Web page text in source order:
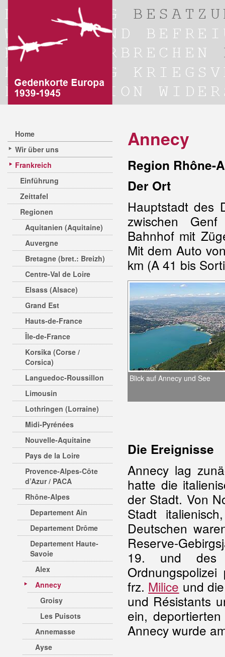
Home
Wir über uns
Frankreich
Einführung
Zeittafel
Regionen
Aquitanien (Aquitaine)
Auvergne
Bretagne (bret.: Breizh)
Centre-Val de Loire
Elsass (Alsace)
Grand Est
Hauts-de-France
Île-de-France
Korsika (Corse /
Corsica)
Languedoc-Roussillon
Limousin
Lothringen (Lorraine)
Midi-Pyrénées
Nouvelle-Aquitaine
Pays de la Loire
Provence-Alpes-Côte
d’Azur / PACA
Rhône-Alpes
Departement Ain
Departement Drôme
Departement Haute-
Savoie
Alex
Annecy
Groisy
Les Puisots
Annemasse
Ayse
Annecy
Region Rhône-
Der Ort
Hauptstadt des
zwischen
Bahnhof mit
Mit dem Auto
km (A 41 bis
Blick auf Annecy und See
Die Ereignisse
Annecy lag
hatte die
der Stadt. Von
Stadt
Deutschen
Reserve-
19. und des
frz. Milice und
und Résistants
ein,
Annecy wurde